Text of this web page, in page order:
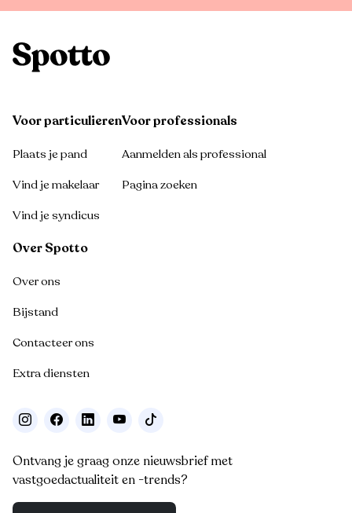
Voor particulieren
Plaats je pand
Vind je makelaar
Vind je syndicus
Voor professionals
Aanmelden als professional
Pagina zoeken
Over Spotto
Over ons
Bijstand
Contacteer ons
Extra diensten
Ontvang je graag onze nieuwsbrief met
vastgoedactualiteit en -trends?